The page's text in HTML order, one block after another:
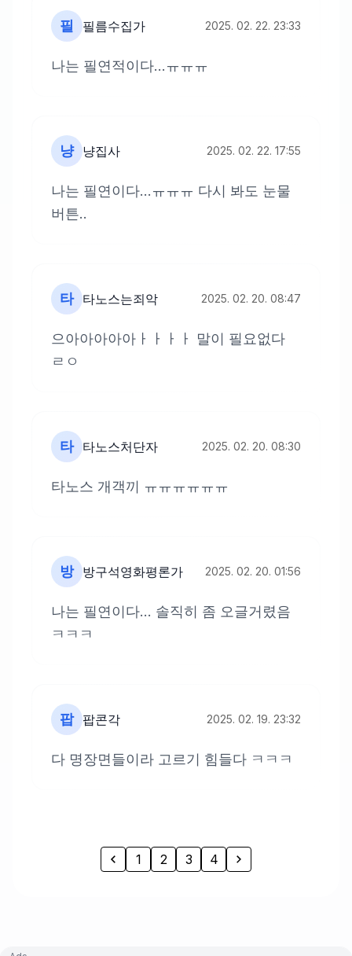
필 필름수집가 2025. 02. 22. 23:33
나는 필연적이다...ㅠㅠㅠ
냥 냥집사 2025. 02. 22. 17:55
나는 필연이다...ㅠㅠㅠ 다시 봐도 눈물
버튼..
타 타노스는죄악 2025. 02. 20. 08:47
으아아아아아ㅏㅏㅏㅏ 말이 필요없다
ㄹㅇ
타 타노스처단자 2025. 02. 20. 08:30
타노스 개객끼 ㅠㅠㅠㅠㅠㅠ
방 방구석영화평론가 2025. 02. 20. 01:56
나는 필연이다... 솔직히 좀 오글거렸음
ㅋㅋㅋ
팝 팝콘각 2025. 02. 19. 23:32
다 명장면들이라 고르기 힘들다 ㅋㅋㅋ
1 2 3 4